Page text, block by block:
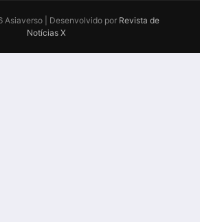
| Desenvolvido por Revista de
Notícias X